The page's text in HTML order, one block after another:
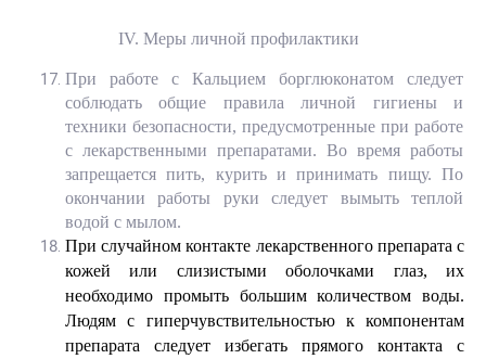
IV. Меры личной профилактики
При работе с Кальцием борглюконатом следует
соблюдать общие правила личной гигиены и
техники безопасности, предусмотренные при работе
с лекарственными препаратами. Во время работы
запрещается пить, курить и принимать пищу. По
окончании работы руки следует вымыть теплой
водой с мылом.
При случайном контакте лекарственного препарата с
кожей или слизистыми оболочками глаз, их
необходимо промыть большим количеством воды.
Людям с гиперчувствительностью к компонентам
препарата следует избегать прямого контакта с